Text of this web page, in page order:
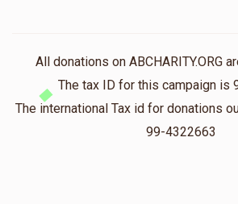
All donations on ABCHARITY.ORG
The tax ID for this campaign is
The international Tax id for donations
99-4322663